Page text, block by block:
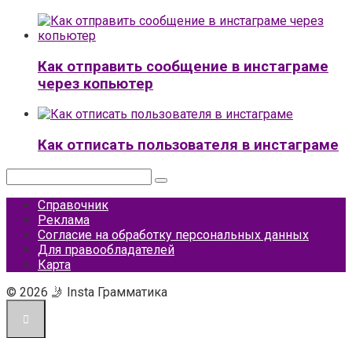
Как отправить сообщение в инстаграме
через копьютер
Как отписать пользователя в инстаграме
Справочник
Реклама
Согласие на обработку персональных данных
Для правообладателей
Карта
© 2026 🤳 Insta Грамматика